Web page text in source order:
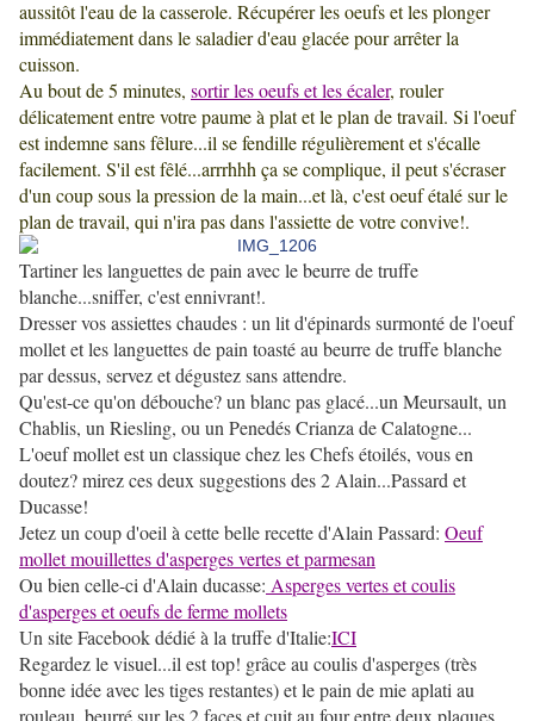
aussitôt l'eau de la casserole. Récupérer les oeufs et les plonger
immédiatement dans le saladier d'eau glacée pour arrêter la
cuisson.
Au bout de 5 minutes, sortir les oeufs et les écaler, rouler
délicatement entre votre paume à plat et le plan de travail. Si l'oeuf
est indemne sans fêlure...il se fendille régulièrement et s'écalle
facilement. S'il est fêlé...arrrhhh ça se complique, il peut s'écraser
d'un coup sous la pression de la main...et là, c'est oeuf étalé sur le
plan de travail, qui n'ira pas dans l'assiette de votre convive!.
Tartiner les languettes de pain avec le beurre de truffe
blanche...sniffer, c'est ennivrant!.
Dresser vos assiettes chaudes : un lit d'épinards surmonté de l'oeuf
mollet et les languettes de pain toasté au beurre de truffe blanche
par dessus, servez et dégustez sans attendre.
Qu'est-ce qu'on débouche? un blanc pas glacé...un Meursault, un
Chablis, un Riesling, ou un Penedés Crianza de Calatogne...
L'oeuf mollet est un classique chez les Chefs étoilés, vous en
doutez? mirez ces deux suggestions des 2 Alain...Passard et
Ducasse!
Jetez un coup d'oeil à cette belle recette d'Alain Passard: Oeuf
mollet mouillettes d'asperges vertes et parmesan
Ou bien celle-ci d'Alain ducasse: Asperges vertes et coulis
d'asperges et oeufs de ferme mollets
Un site Facebook dédié à la truffe d'Italie:ICI
Regardez le visuel...il est top! grâce au coulis d'asperges (très
bonne idée avec les tiges restantes) et le pain de mie aplati au
rouleau, beurré sur les 2 faces et cuit au four entre deux plaques